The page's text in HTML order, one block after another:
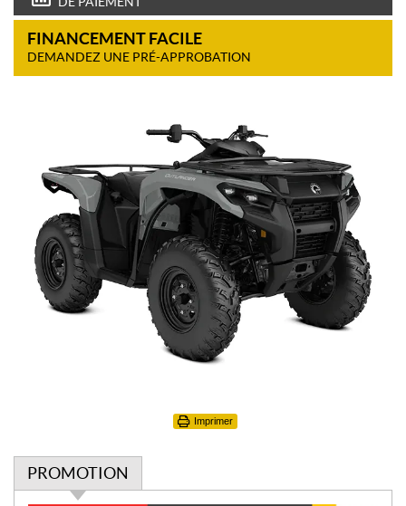
FINANCEMENT FACILE
DEMANDEZ UNE PRÉ-APPROBATION
Imprimer
PROMOTION